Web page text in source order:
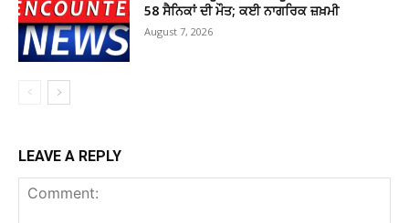
58 ਸੈਨਿਕਾਂ ਦੀ ਮੌਤ; ਕਈ ਨਾਗਰਿਕ ਜ਼ਖ਼ਮੀ
August 7, 2026
LEAVE A REPLY